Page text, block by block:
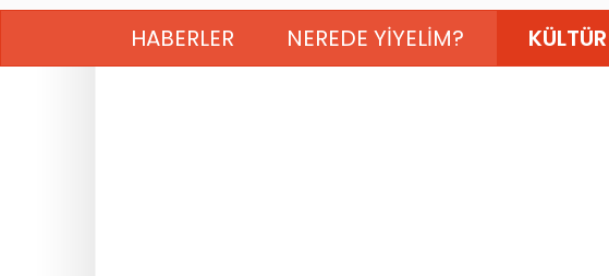
HABERLER NEREDE YIYELIM? KÜLTÜR